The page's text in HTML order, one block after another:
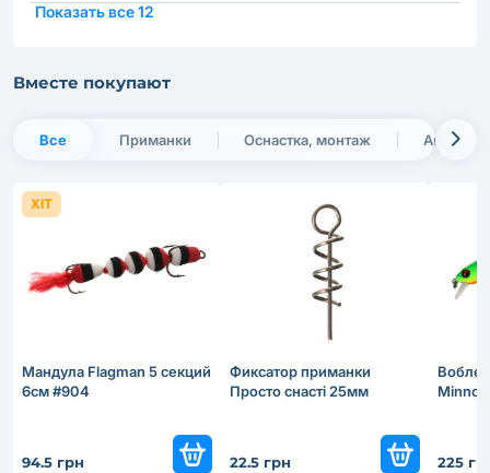
Показать все 12
Вместе покупают
Все Приманки Оснастка, монтаж Архив
ХІТ
Мандула Flagman 5 секций
6см #904
94.5 грн
Фиксатор приманки
Просто снастi 25мм
22.5 грн 225